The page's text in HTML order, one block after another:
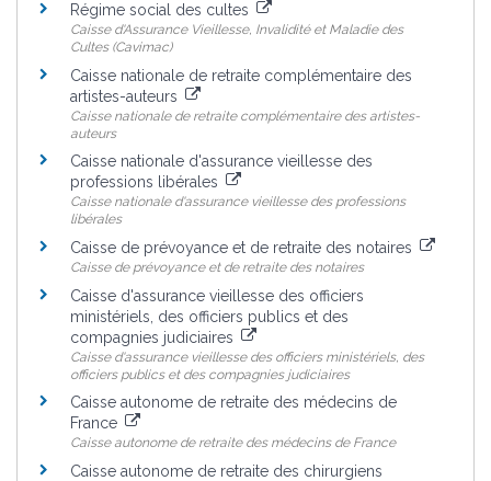
Régime social des cultes
Caisse d'Assurance Vieillesse, Invalidité et Maladie des
Cultes (Cavimac)
Caisse nationale de retraite complémentaire des
artistes-auteurs
Caisse nationale de retraite complémentaire des artistes-
auteurs
Caisse nationale d'assurance vieillesse des
professions libérales
Caisse nationale d'assurance vieillesse des professions
libérales
Caisse de prévoyance et de retraite des notaires
Caisse de prévoyance et de retraite des notaires
Caisse d'assurance vieillesse des officiers
ministériels, des officiers publics et des
compagnies judiciaires
Caisse d'assurance vieillesse des officiers ministériels, des
officiers publics et des compagnies judiciaires
Caisse autonome de retraite des médecins de
France
Caisse autonome de retraite des médecins de France
Caisse autonome de retraite des chirurgiens